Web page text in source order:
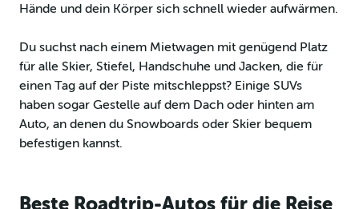
Hände und dein Körper sich schnell wieder aufwärmen.
Du suchst nach einem Mietwagen mit genügend Platz
für alle Skier, Stiefel, Handschuhe und Jacken, die für
einen Tag auf der Piste mitschleppst? Einige SUVs
haben sogar Gestelle auf dem Dach oder hinten am
Auto, an denen du Snowboards oder Skier bequem
befestigen kannst.
Beste Roadtrip-Autos für die Reise